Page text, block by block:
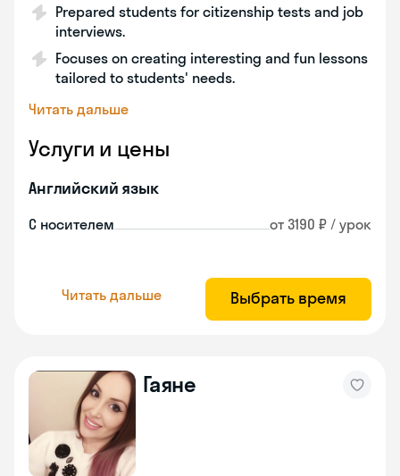
Prepared students for citizenship tests and job
interviews.
Focuses on creating interesting and fun lessons
tailored to students' needs.
Читать дальше
Услуги и цены
Английский язык
С носителем от 3190 ₽ / урок
Читать дальше Выбрать время
Гаяне